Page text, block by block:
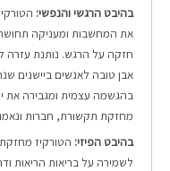
בהיבט הרגשי והנפשי:
את המחשבות ומעניקה
חזקה על הרגש. נותנת עזרה
אבן טובה לאנשים ביישנים
בהגשמה עצמית ומגבירה את
מחזקת תקשורת, חברות
בהיבט הפיזי: הטורקיז
לשמירה על בריאות הריאות